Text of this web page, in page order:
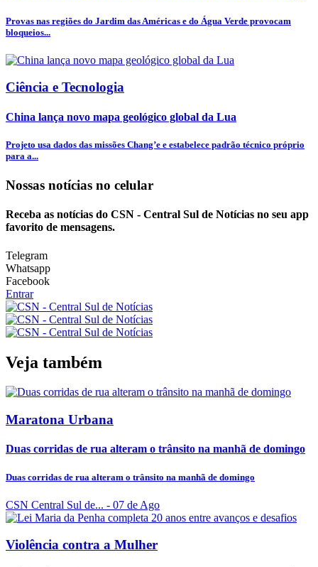
Provas nas regiões do Jardim das Américas e do Água Verde provocam
bloqueios...
Ciência e Tecnologia
China lança novo mapa geológico global da Lua
Projeto usa dados das missões Chang’e e estabelece padrão técnico próprio
para a...
Nossas notícias no celular
Receba as notícias do CSN - Central Sul de Notícias no seu app
favorito de mensagens.
Telegram
Whatsapp
Facebook
Entrar
Veja também
Maratona Urbana
Duas corridas de rua alteram o trânsito na manhã de domingo
Duas corridas de rua alteram o trânsito na manhã de domingo
CSN Central Sul de... - 07 de Ago
Violência contra a Mulher